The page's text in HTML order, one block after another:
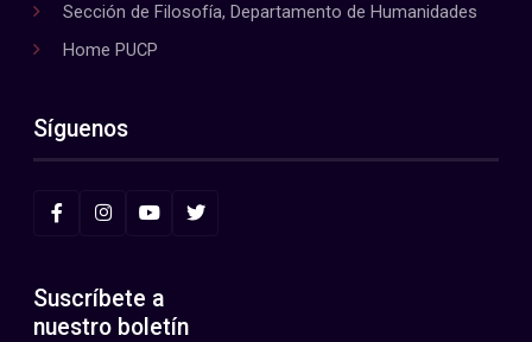
Sección de Filosofía, Departamento de Humanidades
Home PUCP
Síguenos
Suscríbete a
nuestro boletín